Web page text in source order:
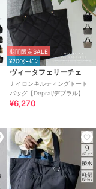
期間限定SALE
¥200ｸｰﾎﾟﾝ
ヴィータフェリーチェ
ナイロンキルティングトート
バッグ【Depral/デプラル】
¥6,270